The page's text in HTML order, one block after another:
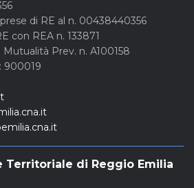
di RE al n. 00438440356
con REA n. 133871
Mutualità Prev. n. A100158
900019
Territoriale di Reggio Emilia